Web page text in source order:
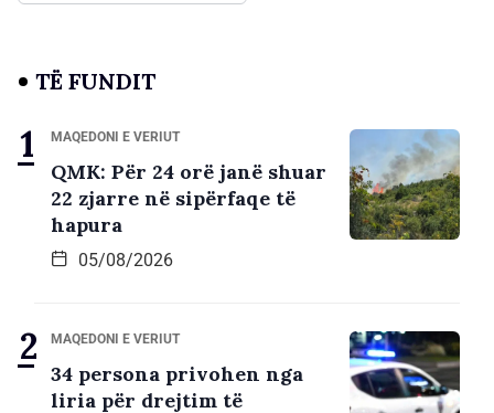
TË FUNDIT
MAQEDONI E VERIUT
QMK: Për 24 orë janë shuar
22 zjarre në sipërfaqe të
hapura
05/08/2026
MAQEDONI E VERIUT
34 persona privohen nga
liria për drejtim të